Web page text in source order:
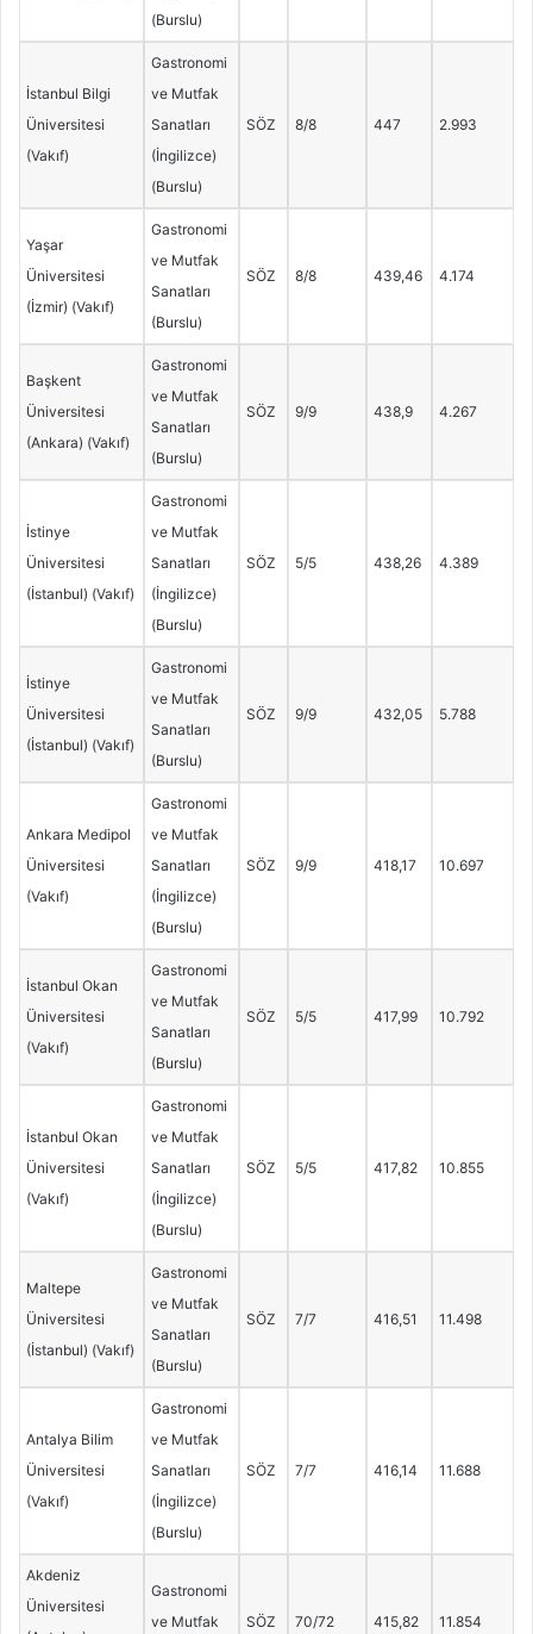
(Burslu)
İstanbul Bilgi
Üniversitesi
(Vakıf)
Gastronomi
ve Mutfak
Sanatları
(İngilizce)
(Burslu)
SÖZ 8/8 447 2.993
Yaşar
Üniversitesi
(İzmir) (Vakıf)
Gastronomi
ve Mutfak
Sanatları
(Burslu)
SÖZ 8/8 439,46 4.174
Başkent
Üniversitesi
(Ankara) (Vakıf)
Gastronomi
ve Mutfak
Sanatları
(Burslu)
SÖZ 9/9 438,9 4.267
İstinye
Üniversitesi
(İstanbul) (Vakıf)
Gastronomi
ve Mutfak
Sanatları
(İngilizce)
(Burslu)
SÖZ 5/5 438,26 4.389
İstinye
Üniversitesi
(İstanbul) (Vakıf)
Gastronomi
ve Mutfak
Sanatları
(Burslu)
SÖZ 9/9 432,05 5.788
Ankara Medipol
Üniversitesi
(Vakıf)
Gastronomi
ve Mutfak
Sanatları
(İngilizce)
(Burslu)
SÖZ 9/9 418,17 10.697
İstanbul Okan
Üniversitesi
(Vakıf)
Gastronomi
ve Mutfak
Sanatları
(Burslu)
SÖZ 5/5 417,99 10.792
İstanbul Okan
Üniversitesi
(Vakıf)
Gastronomi
ve Mutfak
Sanatları
(İngilizce)
(Burslu)
SÖZ 5/5 417,82 10.855
Maltepe
Üniversitesi
(İstanbul) (Vakıf)
Gastronomi
ve Mutfak
Sanatları
(Burslu)
SÖZ 7/7 416,51 11.498
Antalya Bilim
Üniversitesi
(Vakıf)
Gastronomi
ve Mutfak
Sanatları
(İngilizce)
(Burslu)
SÖZ 7/7 416,14 11.688
Akdeniz
Üniversitesi
Gastronomi
ve Mutfak
SÖZ 70/72 415,82 11.854